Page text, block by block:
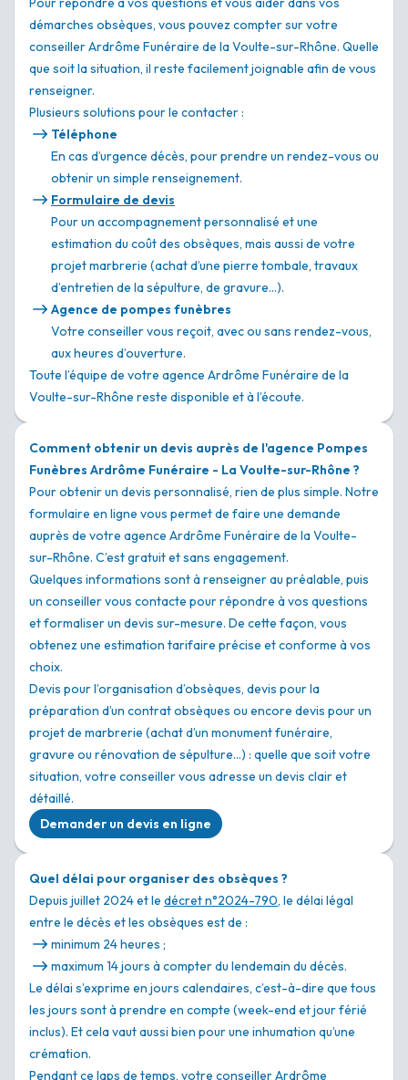
démarches obsèques, vous pouvez compter sur votre
conseiller Ardrôme Funéraire de la Voulte-sur-Rhône. Quelle
que soit la situation, il reste facilement joignable afin de vous
renseigner.
Plusieurs solutions pour le contacter :
Téléphone
En cas d’urgence décès, pour prendre un rendez-vous ou
obtenir un simple renseignement.
Formulaire de devis
Pour un accompagnement personnalisé et une
estimation du coût des obsèques, mais aussi de votre
projet marbrerie (achat d’une pierre tombale, travaux
d’entretien de la sépulture, de gravure…).
Agence de pompes funèbres
Votre conseiller vous reçoit, avec ou sans rendez-vous,
aux heures d’ouverture.
Toute l’équipe de votre agence Ardrôme Funéraire de la
Voulte-sur-Rhône reste disponible et à l’écoute.
Comment obtenir un devis auprès de l'agence Pompes
Funèbres Ardrôme Funéraire - La Voulte-sur-Rhône ?
Pour obtenir un devis personnalisé, rien de plus simple. Notre
formulaire en ligne vous permet de faire une demande
auprès de votre agence Ardrôme Funéraire de la Voulte-
sur-Rhône. C’est gratuit et sans engagement.
Quelques informations sont à renseigner au préalable, puis
un conseiller vous contacte pour répondre à vos questions
et formaliser un devis sur-mesure. De cette façon, vous
obtenez une estimation tarifaire précise et conforme à vos
choix.
Devis pour l’organisation d’obsèques, devis pour la
préparation d’un contrat obsèques ou encore devis pour un
projet de marbrerie (achat d’un monument funéraire,
gravure ou rénovation de sépulture…) : quelle que soit votre
situation, votre conseiller vous adresse un devis clair et
détaillé.
Demander un devis en ligne
Quel délai pour organiser des obsèques ?
Depuis juillet 2024 et le décret n°2024-790, le délai légal
entre le décès et les obsèques est de :
minimum 24 heures ;
maximum 14 jours à compter du lendemain du décès.
Le délai s’exprime en jours calendaires, c’est-à-dire que tous
les jours sont à prendre en compte (week-end et jour férié
inclus). Et cela vaut aussi bien pour une inhumation qu’une
crémation.
Pendant ce laps de temps, votre conseiller Ardrôme